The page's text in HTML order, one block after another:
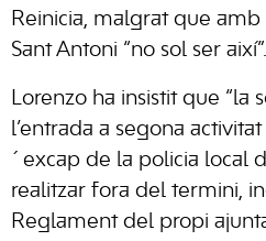
Reinicia, malgrat que
Sant Antoni “no sol ser així”.
Lorenzo ha insistit que “la
l’entrada a segona
´excap de la policia local
realitzar fora del termini,
Reglament del propi